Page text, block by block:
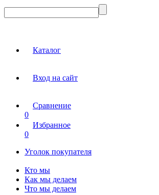
Каталог
Вход на сайт
Сравнение
0
Избранное
0
Уголок покупателя
Кто мы
Как мы делаем
Что мы делаем